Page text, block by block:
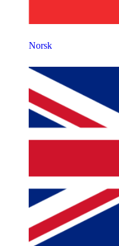
Norsk